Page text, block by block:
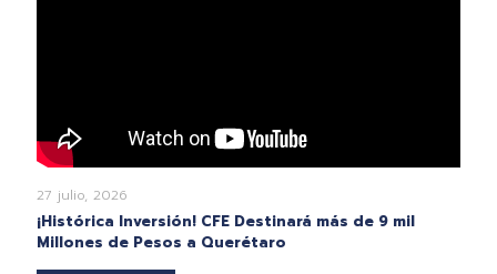
27 julio, 2026
¡Histórica Inversión! CFE Destinará más de 9 mil
Millones de Pesos a Querétaro